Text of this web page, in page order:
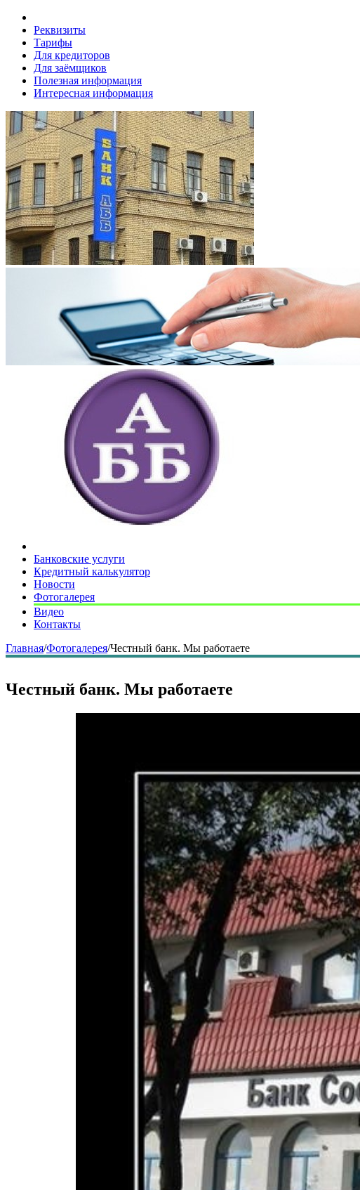
Реквизиты
Тарифы
Для кредиторов
Для заёмщиков
Полезная информация
Интересная информация
Банковские услуги
Кредитный калькулятор
Новости
Фотогалерея
Видео
Контакты
Главная/Фотогалерея/Честный банк. Мы работаете
Честный банк. Мы работаете